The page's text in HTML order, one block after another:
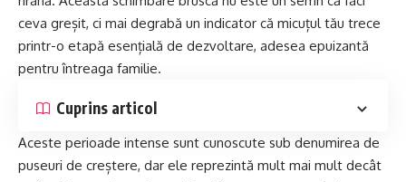
ceva greșit, ci mai degrabă un indicator că micuțul tău trece
printr-o etapă esențială de dezvoltare, adesea epuizantă
pentru întreaga familie.
Cuprins articol
Aceste perioade intense sunt cunoscute sub denumirea de
puseuri de creștere, dar ele reprezintă mult mai mult decât